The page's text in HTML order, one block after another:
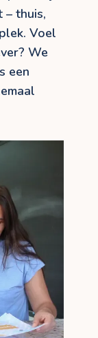
– thuis,
Voel
We
een